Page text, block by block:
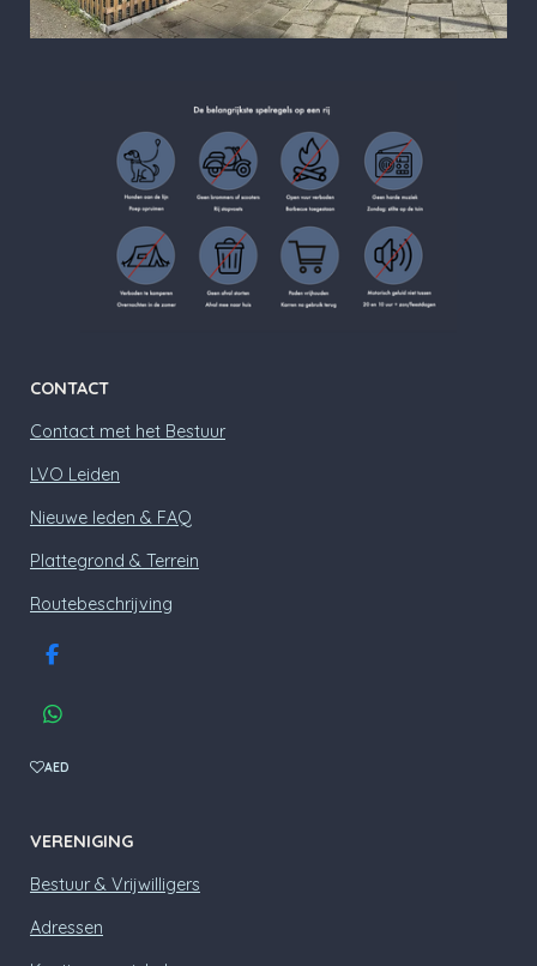
CONTACT
Contact met het Bestuur
LVO Leiden
Nieuwe leden & FAQ
Plattegrond & Terrein
Routebeschrijving
F
c
e
o
W
a
A
p
p
AED
VERENIGING
Bestuur & Vrijwilligers
Adressen